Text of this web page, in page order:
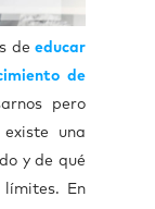
de educar
de
pero
una
y de qué
límites. En